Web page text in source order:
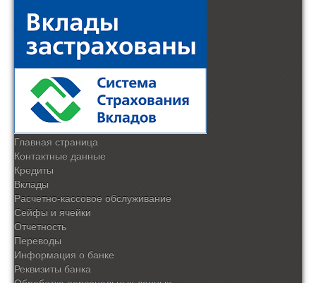
Главная страница
Контактные данные
Кредиты
Вклады
Расчетно-кассовое обслуживание
Сейфы и ячейки
Отчетность
Переводы
Информация о банке
Реквизиты банка